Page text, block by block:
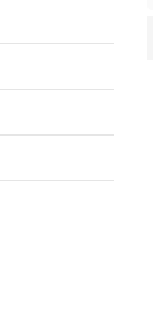
ショーケース